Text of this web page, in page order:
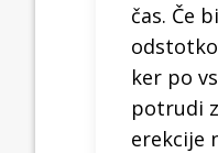
čas. Če
ker po
potrudi
erekcije